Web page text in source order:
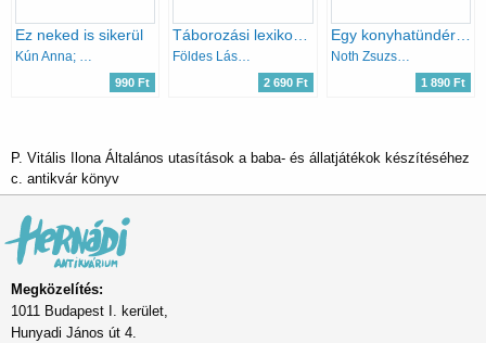
Ez neked is sikerül
Kún Anna; Békés Mária
990 Ft
Földes László, Pál István
2 690 Ft
Egy konyhatündér kelléktára
Noth Zsuzsánna
1 890 Ft
P. Vitális Ilona Általános utasítások a baba- és állatjátékok készítéséhez
c. antikvár könyv
Megközelítés:
1011 Budapest I. kerület,
Hunyadi János út 4.